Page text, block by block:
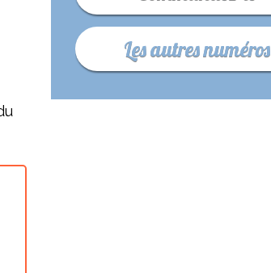
Les autres numéros